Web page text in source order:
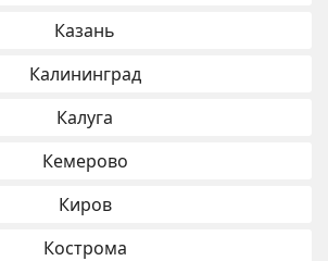
Казань
Калининград
Калуга
Кемерово
Киров
Кострома